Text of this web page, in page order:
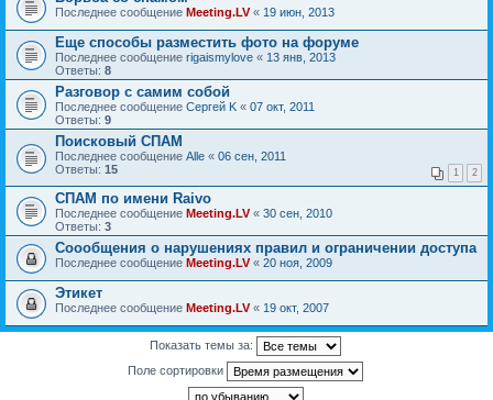
Последнее сообщение Meeting.LV« 19 июн, 2013
Еще способы разместить фото на форуме
Последнее сообщение rigaismylove « 13 янв, 2013
Ответы: 8
Разговор с самим собой
Последнее сообщение Сергей K « 07 окт, 2011
Ответы: 9
Поисковый СПАМ
Последнее сообщение Alle « 06 сен, 2011
Ответы: 15 1 2
СПАМ по имени Raivo
Последнее сообщение Meeting.LV« 30 сен, 2010
Ответы: 3
Соообщения о нарушениях правил и ограничении доступа
Последнее сообщение Meeting.LV« 20 ноя, 2009
Этикет
Последнее сообщение Meeting.LV« 19 окт, 2007
Показать темы за:
Поле сортировки